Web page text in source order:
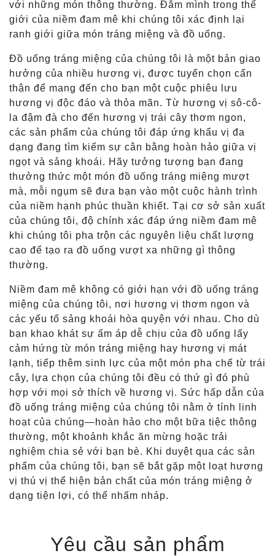
với những món thông thường. Đắm mình trong thế
giới của niềm đam mê khi chúng tôi xác định lại
ranh giới giữa món tráng miệng và đồ uống.
Đồ uống tráng miệng của chúng tôi là một bản giao
hưởng của nhiều hương vị, được tuyển chọn cẩn
thận để mang đến cho bạn một cuộc phiêu lưu
hương vị độc đáo và thỏa mãn. Từ hương vị sô-cô-
la đậm đà cho đến hương vị trái cây thơm ngon,
các sản phẩm của chúng tôi đáp ứng khẩu vị đa
dạng đang tìm kiếm sự cân bằng hoàn hảo giữa vị
ngọt và sảng khoái. Hãy tưởng tượng bạn đang
thưởng thức một món đồ uống tráng miệng mượt
mà, mỗi ngụm sẽ đưa bạn vào một cuộc hành trình
của niềm hạnh phúc thuần khiết. Tại cơ sở sản xuất
của chúng tôi, độ chính xác đáp ứng niềm đam mê
khi chúng tôi pha trộn các nguyên liệu chất lượng
cao để tạo ra đồ uống vượt xa những gì thông
thường.
Niềm đam mê không có giới hạn với đồ uống tráng
miệng của chúng tôi, nơi hương vị thơm ngon và
các yếu tố sảng khoái hòa quyện với nhau. Cho dù
bạn khao khát sự ấm áp dễ chịu của đồ uống lấy
cảm hứng từ món tráng miệng hay hương vị mát
lạnh, tiếp thêm sinh lực của một món pha chế từ trái
cây, lựa chọn của chúng tôi đều có thứ gì đó phù
hợp với mọi sở thích về hương vị. Sức hấp dẫn của
đồ uống tráng miệng của chúng tôi nằm ở tính linh
hoạt của chúng—hoàn hảo cho một bữa tiệc thông
thường, một khoảnh khắc ăn mừng hoặc trải
nghiệm chia sẻ với bạn bè. Khi duyệt qua các sản
phẩm của chúng tôi, bạn sẽ bắt gặp một loạt hương
vị thú vị thể hiện bản chất của món tráng miệng ở
dạng tiện lợi, có thể nhấm nháp.
Yêu cầu sản phẩm